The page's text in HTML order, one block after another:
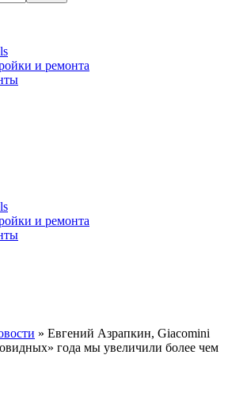
и ремонта
и ремонта
» Евгений Азрапкин, Giacomini
года мы увеличили более чем